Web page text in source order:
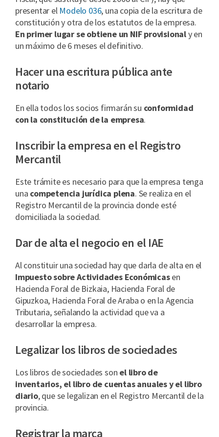
presentar el Modelo 036, una copia de la escritura de
constitución y otra de los estatutos de la empresa.
En primer lugar se obtiene un NIF provisionaly en
un máximo de 6 meses el definitivo.
Hacer una escritura pública ante
notario
En ella todos los socios firmarán su conformidad
con la constitución de la empresa.
Inscribir la empresa en el Registro
Mercantil
Este trámite es necesario para que la empresa tenga
una competencia jurídica plena. Se realiza en el
Registro Mercantil de la provincia donde esté
domiciliada la sociedad.
Dar de alta el negocio en el IAE
Al constituir una sociedad hay que darla de alta en el
Impuesto sobre Actividades Económicasen
Hacienda Foral de Bizkaia, Hacienda Foral de
Gipuzkoa, Hacienda Foral de Araba o en la Agencia
Tributaria, señalando la actividad que va a
desarrollar la empresa.
Legalizar los libros de sociedades
Los libros de sociedades son el libro de
inventarios, el libro de cuentas anuales y el libro
diario, que se legalizan en el Registro Mercantil de la
provincia.
Registrar la marca